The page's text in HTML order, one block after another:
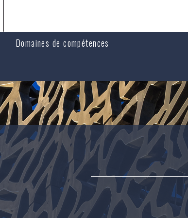
Domaines de compétences
Droit médical
Droit des assurances
Droit civil, des personnes et de la famille
Droit immobilier
Droit public et droit de l'urbanisme
Vente immobilière et enchères